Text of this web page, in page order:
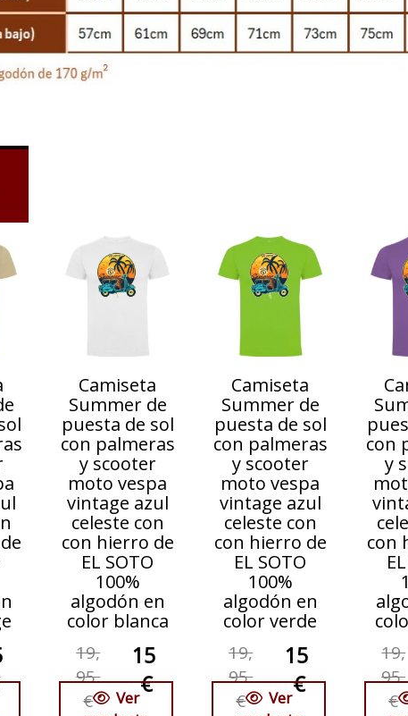
Camiseta
Summer de
puesta de sol
con palmeras
y scooter
moto vespa
vintage azul
celeste con
con hierro de
EL SOTO
100%
algodón en
color blanca
19,
95
€
15
€
Ver
Camiseta
Summer de
puesta de sol
con palmeras
y scooter
moto vespa
vintage azul
celeste con
con hierro de
EL SOTO
100%
algodón en
color verde
19,
95
€
15
€
Ver
con
y
con
19,
95
€